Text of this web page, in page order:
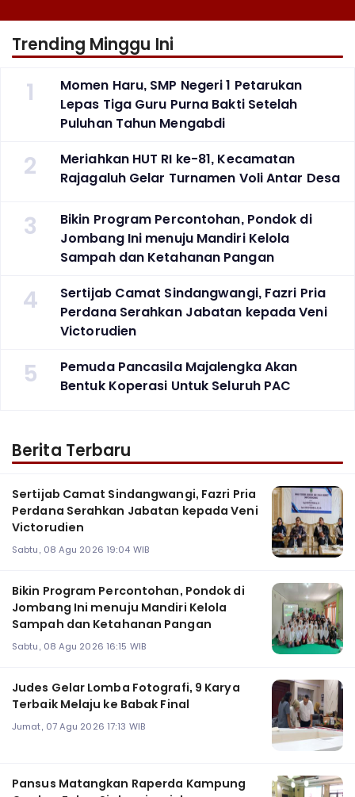
Trending Minggu Ini
1
Momen Haru, SMP Negeri 1 Petarukan
Lepas Tiga Guru Purna Bakti Setelah
Puluhan Tahun Mengabdi
2
Meriahkan HUT RI ke-81, Kecamatan
Rajagaluh Gelar Turnamen Voli Antar Desa
3
Bikin Program Percontohan, Pondok di
Jombang Ini menuju Mandiri Kelola
Sampah dan Ketahanan Pangan
4
Sertijab Camat Sindangwangi, Fazri Pria
Perdana Serahkan Jabatan kepada Veni
Victorudien
5
Pemuda Pancasila Majalengka Akan
Bentuk Koperasi Untuk Seluruh PAC
Berita Terbaru
Sertijab Camat Sindangwangi, Fazri Pria
Perdana Serahkan Jabatan kepada Veni
Victorudien
Sabtu, 08 Agu 2026 19:04 WIB
Bikin Program Percontohan, Pondok di
Jombang Ini menuju Mandiri Kelola
Sampah dan Ketahanan Pangan
Sabtu, 08 Agu 2026 16:15 WIB
Judes Gelar Lomba Fotografi, 9 Karya
Terbaik Melaju ke Babak Final
Jumat, 07 Agu 2026 17:13 WIB
Pansus Matangkan Raperda Kampung